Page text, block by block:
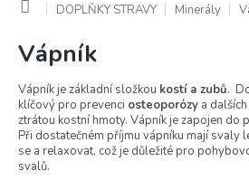
Domů DOPLŇKY STRAVY Minerály
Vápník
Vápník je základní složkou kostí a zubů.
klíčový pro prevenci osteoporózy a
ztrátou kostní hmoty. Vápník je zapojen do
Při dostatečném příjmu vápníku mají svaly
se a relaxovat, což je důležité pro
svalů.